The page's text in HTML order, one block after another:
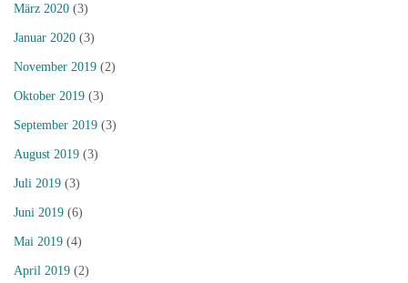
März 2020 (3)
Januar 2020 (3)
November 2019 (2)
Oktober 2019 (3)
September 2019 (3)
August 2019 (3)
Juli 2019 (3)
Juni 2019 (6)
Mai 2019 (4)
April 2019 (2)